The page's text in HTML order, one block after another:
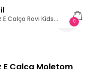
Calça Rovi Kids
0